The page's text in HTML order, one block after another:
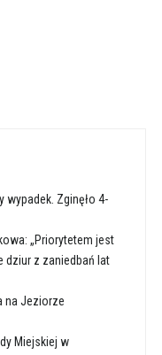
wypadek. Zginęło 4-
„Priorytetem jest
dziur z zaniedbań lat
na Jeziorze
Miejskiej w